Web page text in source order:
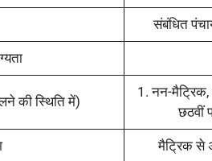
संबंधित
की स्थिति में)
1. नन-मैट्रिक,
छठवीं
मैट्रिक से